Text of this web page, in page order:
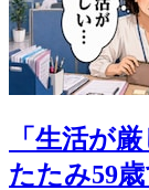
「生活が
たたみ59